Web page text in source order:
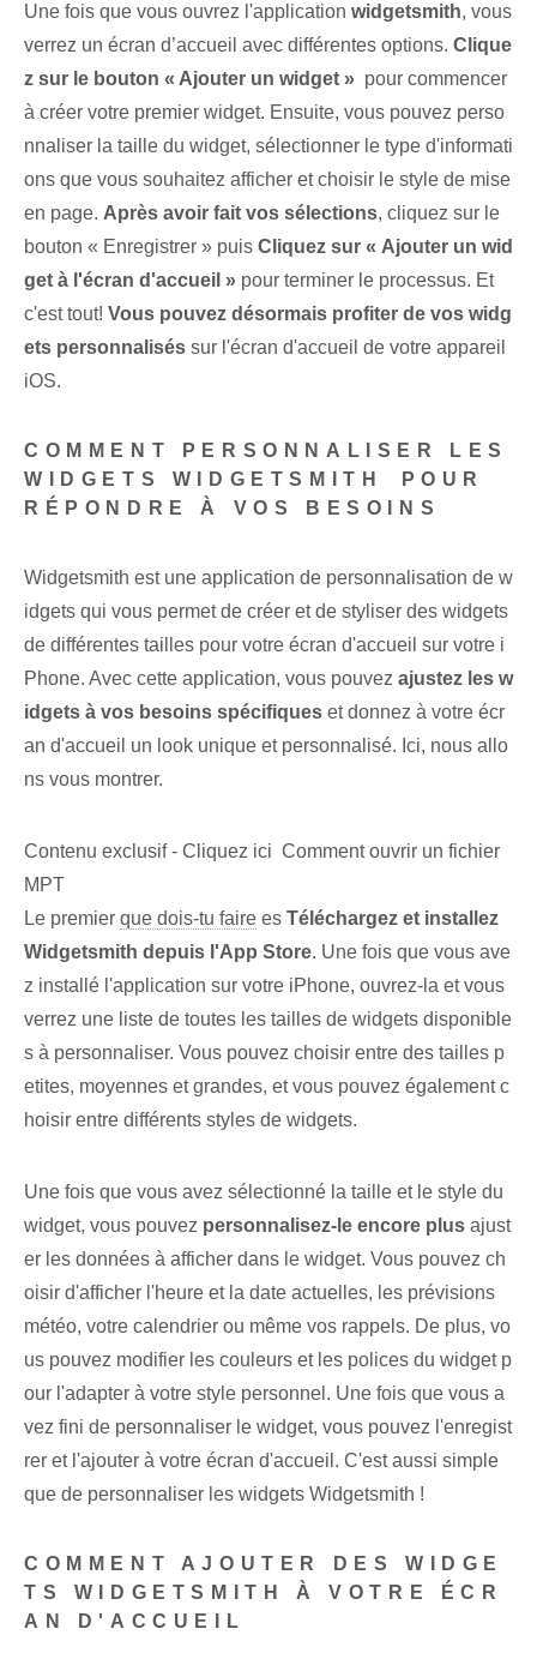
Une fois que vous ouvrez l'application⁤‌ widgetsmith, vous
verrez un écran d’accueil avec différentes options. Clique
z sur le bouton « Ajouter un widget » ⁣ pour commencer
à créer votre premier widget. Ensuite, vous pouvez perso
nnaliser la taille du widget, sélectionner le type d'informati
ons que vous souhaitez afficher et choisir le style de mise
en page. Après avoir fait vos sélections, cliquez sur le
bouton « Enregistrer » puis Cliquez sur⁢ « Ajouter un wid
get à l'écran d'accueil » pour terminer le processus. Et
c'est tout!​ Vous pouvez désormais profiter de vos ‌widg
ets personnalisés ⁤sur l'écran d'accueil de votre ⁤appareil
iOS.
COMMENT PERSONNALISER LES
WIDGETS WIDGETSMITH⁤ POUR
RÉPONDRE À VOS BESOINS
Widgetsmith est une application de personnalisation de w
idgets qui vous permet de créer et de styliser des widgets
de différentes tailles pour votre écran d'accueil sur votre i
Phone. Avec cette application, vous pouvez ajustez les ⁢w
idgets à vos ‌besoins spécifiques et donnez à votre écr
an d'accueil un look unique et personnalisé. Ici, nous allo
ns vous montrer.
Contenu exclusif - Cliquez ici Comment ouvrir un fichier
MPT
Le ⁤premier‌ que dois-tu faire es Téléchargez et installez
Widgetsmith depuis l'App Store. Une fois que vous ave
z installé l'application sur votre iPhone, ouvrez-la et vous
verrez une liste de toutes les tailles de widgets disponible
s à personnaliser. Vous pouvez choisir entre des tailles p
etites, moyennes et grandes, et vous pouvez également c
hoisir entre différents styles de widgets.
Une fois que vous avez sélectionné la taille et le style du
widget, vous pouvez personnalisez-le encore plus ajust
er les données à afficher dans le widget.⁢ Vous pouvez ch
oisir d'afficher l'heure et la date actuelles, les prévisions
météo, votre calendrier ou même vos rappels. De plus, vo
us pouvez modifier les couleurs et les polices du widget p
our l'adapter à votre style personnel. Une fois que vous a
vez fini de personnaliser le widget, vous pouvez l'enregist
rer et l'ajouter à votre écran d'accueil. C'est aussi simple
que de personnaliser les widgets Widgetsmith !
COMMENT AJOUTER DES WIDGE
TS WIDGETSMITH À VOTRE ÉCR
AN D'ACCUEIL